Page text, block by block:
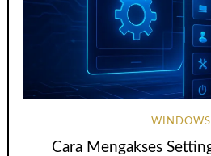
WINDOWS
Cara Mengakses